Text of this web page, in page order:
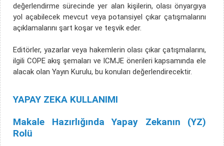
değerlendirme sürecinde yer alan kişilerin, olası önyargıya
yol açabilecek mevcut veya potansiyel çıkar çatışmalarını
açıklamalarını şart koşar ve teşvik eder.
Editörler, yazarlar veya hakemlerin olası çıkar çatışmalarını,
ilgili COPE akış şemaları ve ICMJE önerileri kapsamında ele
alacak olan Yayın Kurulu, bu konuları değerlendirecektir.
YAPAY ZEKA KULLANIMI
Makale Hazırlığında Yapay Zekanın (YZ)
Rolü